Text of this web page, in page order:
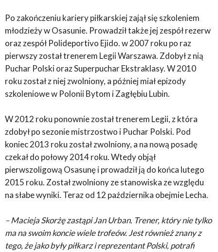
Po zakończeniu kariery piłkarskiej zajął się szkoleniem
młodzieży w Osasunie. Prowadził także jej zespół rezerw
oraz zespół Polideportivo Ejido. w 2007 roku po raz
pierwszy został trenerem Legii Warszawa. Zdobył z nią
Puchar Polski oraz Superpuchar Ekstraklasy. W 2010
roku został z niej zwolniony, a później miał epizody
szkoleniowe w Polonii Bytom i Zagłębiu Lubin.
W 2012 roku ponownie został trenerem Legii, z która
zdobył po sezonie mistrzostwo i Puchar Polski. Pod
koniec 2013 roku został zwolniony, a na nową posadę
czekał do połowy 2014 roku. Wtedy objął
pierwszoligową Osasunę i prowadził ją do końca lutego
2015 roku. Został zwolniony ze stanowiska ze względu
na słabe wyniki. Teraz od 12 października obejmie Lecha.
– Macieja Skorżę zastąpi Jan Urban. Trener, który nie tylko
ma na swoim koncie wiele trofeów. Jest również znany z
tego, że jako były piłkarz i reprezentant Polski, potrafi